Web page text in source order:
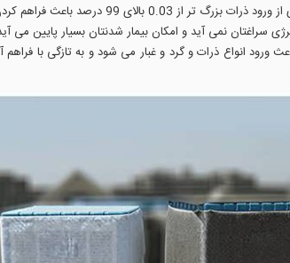
پاک در انواع مراکز و منازل می شود .
سراغتان نمی آید و امکان بیمار شدنتان بسیار پایین می
انواع ذرات و گرد و غبار می شود و به تازگی با